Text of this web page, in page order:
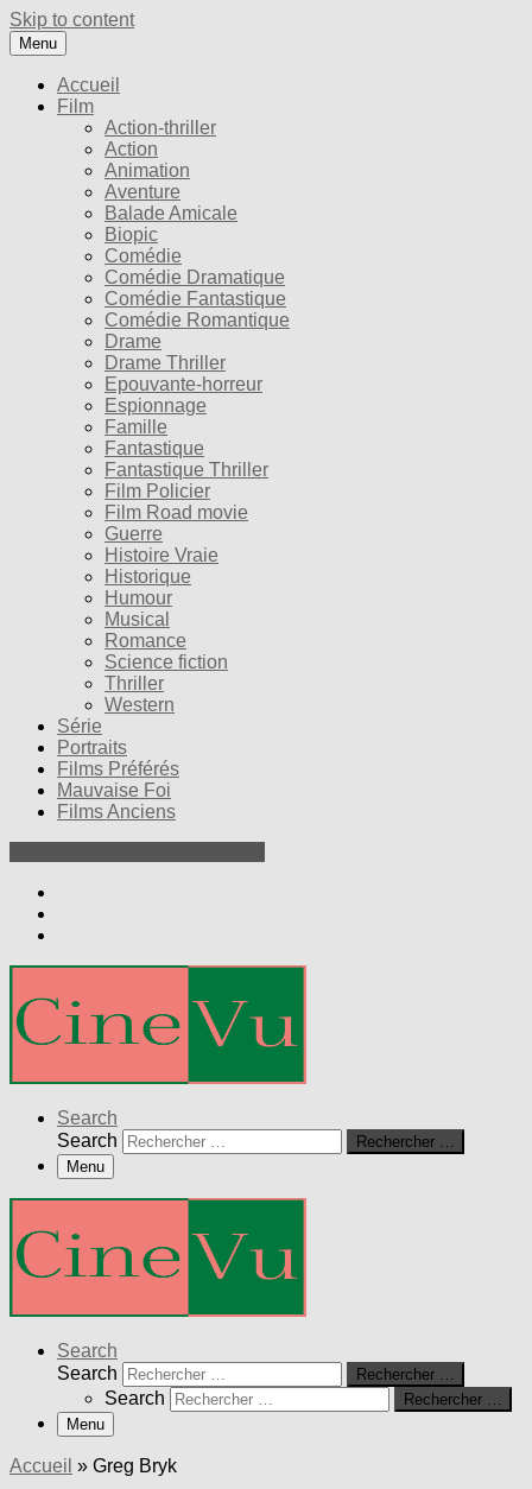
Skip to content
Menu
Accueil
Film
Action-thriller
Action
Animation
Aventure
Balade Amicale
Biopic
Comédie
Comédie Dramatique
Comédie Fantastique
Comédie Romantique
Drame
Drame Thriller
Epouvante-horreur
Espionnage
Famille
Fantastique
Fantastique Thriller
Film Policier
Film Road movie
Guerre
Histoire Vraie
Historique
Humour
Musical
Romance
Science fiction
Thriller
Western
Série
Portraits
Films Préférés
Mauvaise Foi
Films Anciens
Search
Search
Rechercher …
Menu
Search
Search
Rechercher …
Search
Rechercher …
Menu
Accueil » Greg Bryk